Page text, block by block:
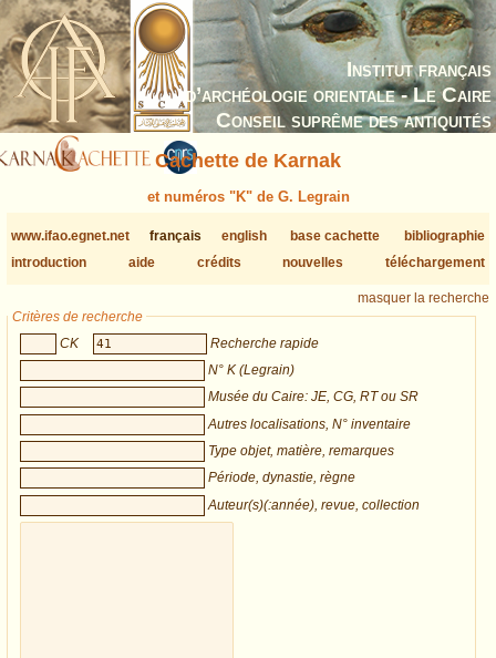
Institut français
d’archéologie orientale - Le Caire
Conseil suprême des antiquités
Cachette de Karnak
et numéros "K" de G. Legrain
www.ifao.egnet.net français english base cachette
bibliographie
introduction
aide crédits nouvelles téléchargement
masquer la recherche
Critères de recherche
CK
Recherche rapide
N° K (Legrain)
Musée du Caire: JE, CG, RT ou SR
Autres localisations, N° inventaire
Type objet, matière, remarques
Période, dynastie, règne
Auteur(s)(:année), revue, collection